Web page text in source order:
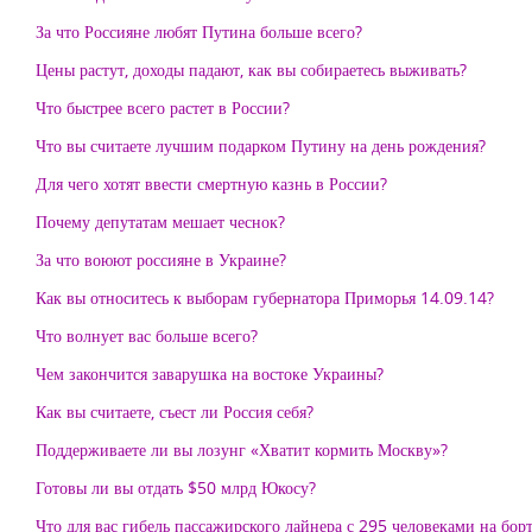
За что Россияне любят Путина больше всего?
Цены растут, доходы падают, как вы собираетесь выживать?
Что быстрее всего растет в России?
Что вы считаете лучшим подарком Путину на день рождения?
Для чего хотят ввести смертную казнь в России?
Почему депутатам мешает чеснок?
За что воюют россияне в Украине?
Как вы относитесь к выборам губернатора Приморья 14.09.14?
Что волнует вас больше всего?
Чем закончится заварушка на востоке Украины?
Как вы считаете, съест ли Россия себя?
Поддерживаете ли вы лозунг «Хватит кормить Москву»?
Готовы ли вы отдать $50 млрд Юкосу?
Что для вас гибель пассажирского лайнера с 295 человеками на